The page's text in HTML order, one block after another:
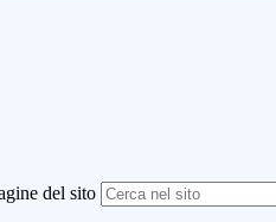
del sito